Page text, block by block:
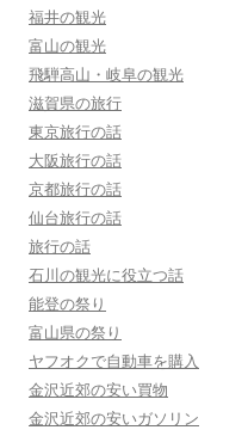
福井の観光
富山の観光
飛騨高山・岐阜の観光
滋賀県の旅行
東京旅行の話
大阪旅行の話
京都旅行の話
仙台旅行の話
旅行の話
石川の観光に役立つ話
能登の祭り
富山県の祭り
ヤフオクで自動車を購入
金沢近郊の安い買物
金沢近郊の安いガソリン